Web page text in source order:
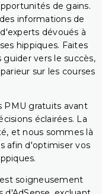
de gains.
informations de
dévoués à
hippiques. Faites
vers le succès,
sur les courses
PMU gratuits avant
éclairées. La
et nous sommes là
afin d'optimiser vos
soigneusement